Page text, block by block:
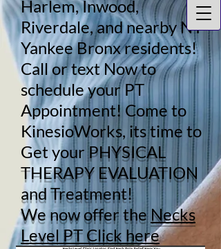
Harlem, Inwood,
Riverdale, and nearby NY
Yankee Bronx residents!
Call or text Now to
schedule your PT
Appointment! Come to
KinesioWorks, its time to
Get your PHYSICAL
THERAPY EVALUATION
and Treatment!
We now offer the Necks
Level PT Click here